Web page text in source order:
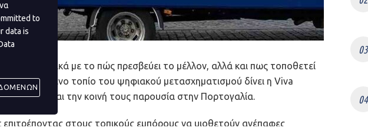
απλά σχετικά με το πώς πρεσβεύει το μέλλον, αλλά και πως τοποθετεί
εξελισσόμενο τοπίο του ψηφιακού μετασχηματισμού δίνει η Viva
και την κοινή τους παρουσία στην Πορτογαλία.
επιτρέποντας στους τοπικούς εμπόρους να υιοθετούν ανέπαφες
to
data is